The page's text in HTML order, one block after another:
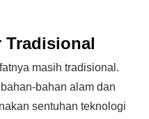
Tradisional
masih tradisional.
bahan alam dan
sentuhan teknologi